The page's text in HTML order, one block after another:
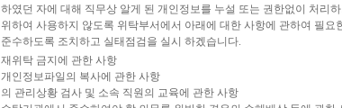
하였던 자에 대해 직무상 알게 된 개인정보를 누설 또는 권한없이 처리
위하여 사용하지 않도록 위탁부서에서 아래에 대한 사항에 관하여 필
준수하도록 조치하고 실태점검을 실시 하겠습니다.
재위탁 금지에 관한 사항
개인정보파일의 복사에 관한 사항
의 관리상황 검사 및 소속 직원의 교육에 관한 사항